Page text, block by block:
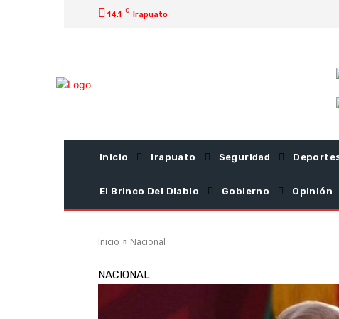
14.1 C Irapuato
Inicio Irapuato Seguridad
El Brinco Del Diablo Gobierno Opinión
Inicio Nacional
NACIONAL